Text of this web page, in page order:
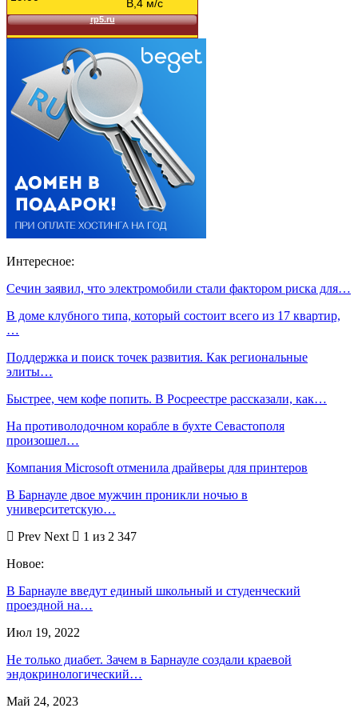
Интересное:
Сечин заявил, что электромобили стали фактором риска для…
В доме клубного типа, который состоит всего из 17 квартир,
…
Поддержка и поиск точек развития. Как региональные
элиты…
Быстрее, чем кофе попить. В Росреестре рассказали, как…
На противолодочном корабле в бухте Севастополя
произошел…
Компания Microsoft отменила драйверы для принтеров
В Барнауле двое мужчин проникли ночью в
университетскую…
Prev Next
1 из 2 347
Новое:
В Барнауле введут единый школьный и студенческий
проездной на…
Июл 19, 2022
Не только диабет. Зачем в Барнауле создали краевой
эндокринологический…
Май 24, 2023